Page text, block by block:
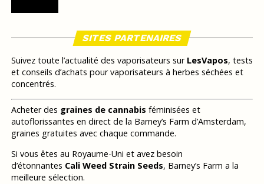
SITES PARTENAIRES
Suivez toute l’actualité des vaporisateurs sur LesVapos, tests
et conseils d’achats pour vaporisateurs à herbes séchées et
concentrés.
Acheter des graines de cannabis féminisées et
autoflorissantes en direct de la Barney’s Farm d’Amsterdam,
graines gratuites avec chaque commande.
Si vous êtes au Royaume-Uni et avez besoin
d’étonnantes Cali Weed Strain Seeds, Barney’s Farm a la
meilleure sélection.